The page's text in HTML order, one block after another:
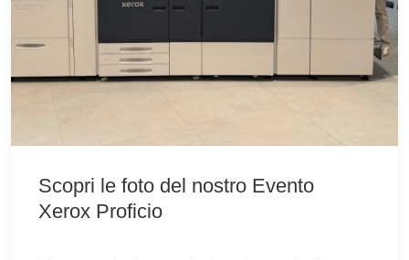
Scopri le foto del nostro Evento
Xerox Proficio